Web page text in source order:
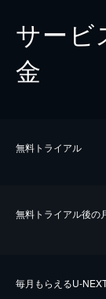
サービ
金
無料トライアル
無料トライアル後の
毎⽉もらえるU-